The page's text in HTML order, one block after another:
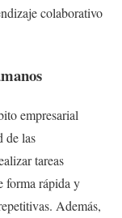
colaborativo
empresarial
de las
tareas
forma rápida y
Además,